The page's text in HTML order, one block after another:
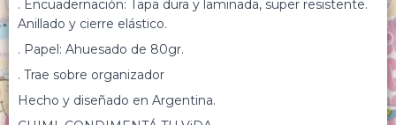
. Encuadernación: Tapa dura y laminada, super resistente.
Anillado y cierre elástico.
. Papel: Ahuesado de 80gr.
. Trae sobre organizador
Hecho y diseñado en Argentina.